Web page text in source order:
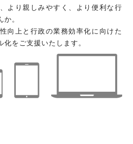
より親しみやすく、より便利な行
。
向上と行政の業務効率化に向けた
をご支援いたします。